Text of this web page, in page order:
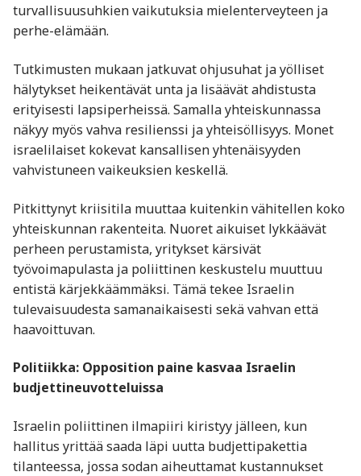
turvallisuusuhkien vaikutuksia mielenterveyteen ja
perhe-elämään.
Tutkimusten mukaan jatkuvat ohjusuhat ja yölliset
hälytykset heikentävät unta ja lisäävät ahdistusta
erityisesti lapsiperheissä. Samalla yhteiskunnassa
näkyy myös vahva resilienssi ja yhteisöllisyys. Monet
israelilaiset kokevat kansallisen yhtenäisyyden
vahvistuneen vaikeuksien keskellä.
Pitkittynyt kriisitila muuttaa kuitenkin vähitellen koko
yhteiskunnan rakenteita. Nuoret aikuiset lykkäävät
perheen perustamista, yritykset kärsivät
työvoimapulasta ja poliittinen keskustelu muuttuu
entistä kärjekkäämmäksi. Tämä tekee Israelin
tulevaisuudesta samanaikaisesti sekä vahvan että
haavoittuvan.
Politiikka: Opposition paine kasvaa Israelin
budjettineuvotteluissa
Israelin poliittinen ilmapiiri kiristyy jälleen, kun
hallitus yrittää saada läpi uutta budjettipakettia
tilanteessa, jossa sodan aiheuttamat kustannukset